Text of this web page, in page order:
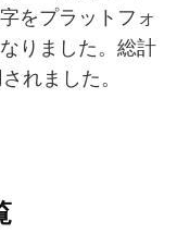
をプラットフォ
りました。総計
れました。